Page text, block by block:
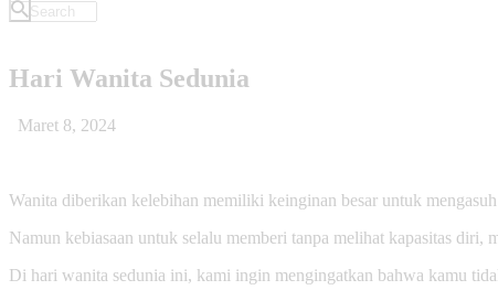
Hari Wanita Sedunia
Maret 8, 2024
Wanita diberikan kelebihan memiliki keinginan besar untuk
Namun kebiasaan untuk selalu memberi tanpa melihat kapasitas diri,
Di hari wanita sedunia ini, kami ingin mengingatkan bahwa kamu